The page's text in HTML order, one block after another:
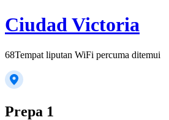
Ciudad Victoria
68Tempat liputan WiFi percuma ditemui
Prepa 1